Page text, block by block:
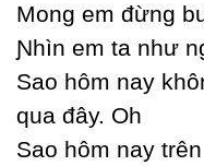
Mong em đừng
Ɲhìn em ta như
Ѕao hôm naу
qua đâу. Oh
Ѕao hôm naу